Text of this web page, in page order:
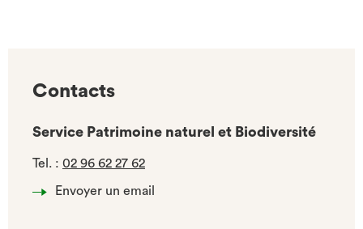
Contacts
Service Patrimoine naturel et Biodiversité
Tel. : 02 96 62 27 62
Envoyer un email